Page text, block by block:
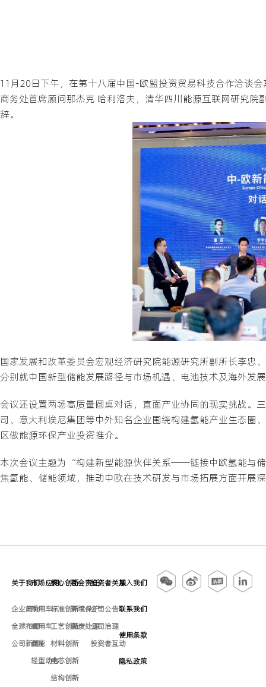
11月20日下午，在第十八届中国-欧盟投资贸易科技合作洽谈
商务处首席顾问那杰克·哈利洛夫，清华四川能源互联网研究
辞。
国家发展和改革委员会宏观经济研究院能源研究所副所长李忠
分别就中国新型储能发展路径与市场机遇、电池技术及海外发
会议还设置两场高质量圆桌对话，直面产业协同的现实挑战。
司、意大利埃尼集团等中外知名企业围绕构建氢能产业生态圈
区做能源环保产业投资推介。
本次会议主题为“构建新型能源伙伴关系——链接中欧氢能与
焦氢能、储能领域，推动中欧在技术研发与市场拓展方面开展
关于我们
企业简介
全球布局
公司新闻
市场应用
乘用车
商用车
储能
轻型动力
核心创新
标准创新
工艺创新
材料创新
电芯创新
结构创新
社会责任
环境保护
固废处理
投资者关系
公司公告
公司治理
投资者互动
加入我们
联系我们
使用条款
隐私政策